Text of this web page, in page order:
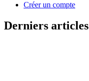
Créer un compte
Derniers articles